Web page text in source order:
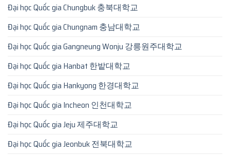
Đại học Quốc gia Chungbuk 충북대학교
Đại học Quốc gia Chungnam 충남대학교
Đại học Quốc gia Gangneung Wonju 강릉원주대학교
Đại học Quốc gia Hanbat 한밭대학교
Đại học Quốc gia Hankyong 한경대학교
Đại học Quốc gia Incheon 인천대학교
Đại học Quốc gia Jeju 제주대학교
Đại học Quốc gia Jeonbuk 전북대학교